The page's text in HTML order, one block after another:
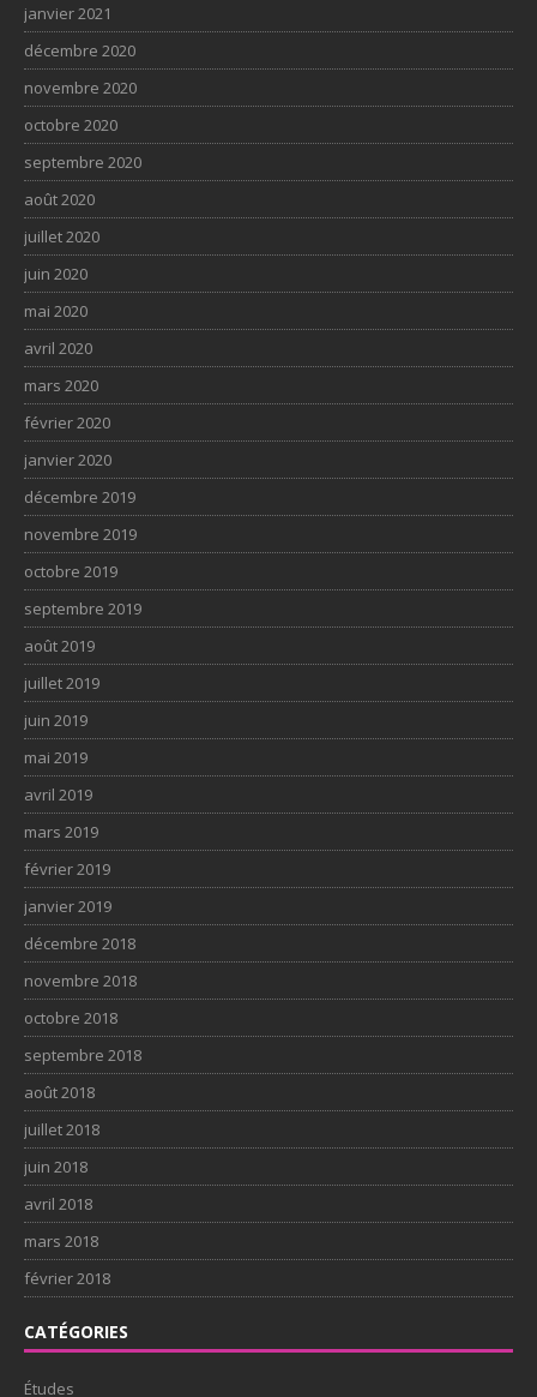
janvier 2021
décembre 2020
novembre 2020
octobre 2020
septembre 2020
août 2020
juillet 2020
juin 2020
mai 2020
avril 2020
mars 2020
février 2020
janvier 2020
décembre 2019
novembre 2019
octobre 2019
septembre 2019
août 2019
juillet 2019
juin 2019
mai 2019
avril 2019
mars 2019
février 2019
janvier 2019
décembre 2018
novembre 2018
octobre 2018
septembre 2018
août 2018
juillet 2018
juin 2018
avril 2018
mars 2018
février 2018
CATÉGORIES
Études